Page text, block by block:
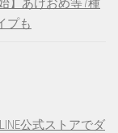
プも
公式ストアでダ